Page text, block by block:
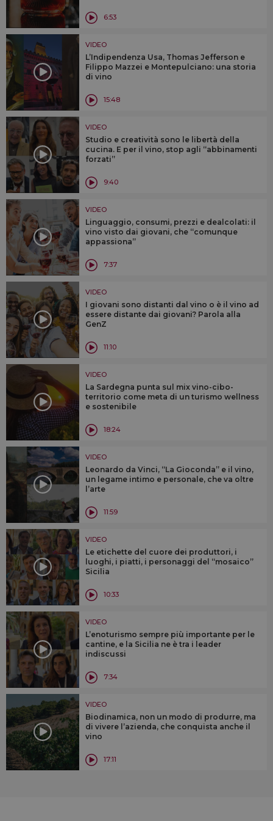
6:53
VIDEO
L’Indipendenza Usa, Thomas Jefferson e
Filippo Mazzei e Montepulciano: una storia
di vino
15:48
VIDEO
Studio e creatività sono le libertà della
cucina. E per il vino, stop agli “abbinamenti
forzati”
9:40
VIDEO
Linguaggio, consumi, prezzi e dealcolati: il
vino visto dai giovani, che “comunque
appassiona”
7:37
VIDEO
I giovani sono distanti dal vino o è il vino ad
essere distante dai giovani? Parola alla
GenZ
11:10
VIDEO
La Sardegna punta sul mix vino-cibo-
territorio come meta di un turismo wellness
e sostenibile
18:24
VIDEO
Leonardo da Vinci, “La Gioconda” e il vino,
un legame intimo e personale, che va oltre
l’arte
11:59
VIDEO
Le etichette del cuore dei produttori, i
luoghi, i piatti, i personaggi del “mosaico”
Sicilia
10:33
VIDEO
L’enoturismo sempre più importante per le
cantine, e la Sicilia ne è tra i leader
indiscussi
7:34
VIDEO
Biodinamica, non un modo di produrre, ma
di vivere l’azienda, che conquista anche il
vino
17:11